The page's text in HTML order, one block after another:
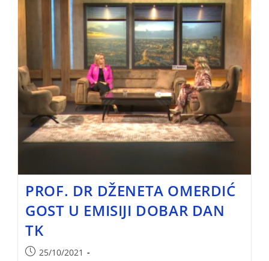
PROF. DR DŽENETA OMERDIĆ
GOST U EMISIJI DOBAR DAN
TK
25/10/2021